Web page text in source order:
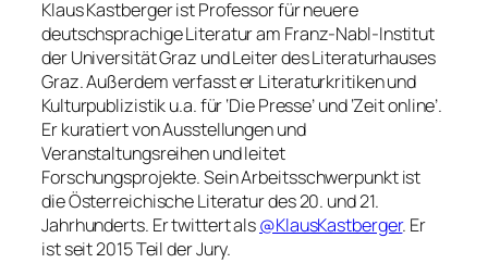
Klaus Kastberger ist Professor für neuere
deutschsprachige Literatur am Franz-Nabl-Institut
der Universität Graz und Leiter des Literaturhauses
Graz. Außerdem verfasst er Literaturkritiken und
Kulturpublizistik u.a. für ‘Die Presse’ und ‘Zeit online’.
Er kuratiert von Ausstellungen und
Veranstaltungsreihen und leitet
Forschungsprojekte. Sein Arbeitsschwerpunkt ist
die Österreichische Literatur des 20. und 21.
Jahrhunderts. Er twittert als@KlausKastberger. Er
ist seit 2015 Teil der Jury.